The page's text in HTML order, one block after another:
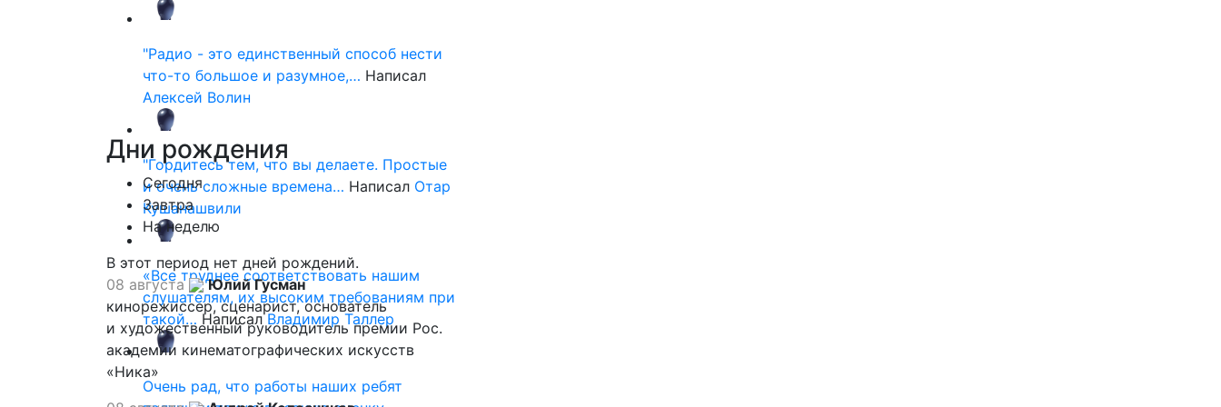
"Радио - это единственный способ нести
что-то большое и разумное,… Написал
Алексей Волин
"Гордитесь тем, что вы делаете. Простые
и очень сложные времена… Написал Отар
Кушанашвили
«Все труднее соответствовать нашим
слушателям, их высоким требованиям при
такой… НаписалВладимир Таллер
Очень рад, что работы наших ребят
Дни рождения
Сегодня
Завтра
На неделю
В этот период нет дней рождений.
08 августа
Юлий Гусман
кинорежиссер, сценарист, основатель
и художественный руководитель премии Рос.
академии кинематографических искусств
«Ника»